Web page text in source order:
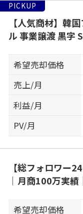
PICKUP
【人気商材】韓
ル 事業譲渡 黒字
希望売却価格
売上/月
利益/月
PV/月
【総フォロワー
｜月商100万実績
希望売却価格